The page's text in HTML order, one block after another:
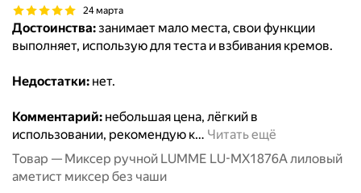
24 марта
Достоинства:занимает мало места, свои функции
выполняет, использую для теста и взбивания кремов.
Недостатки: нет.
Комментарий: небольшая цена, лёгкий в
использовании, рекомендую к… Читать ещё
Товар — Миксер ручной LUMME LU-MX1876A лиловый
аметист миксер без чаши